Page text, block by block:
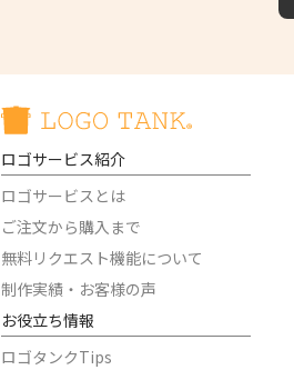
ロゴサービス紹介
ロゴサービスとは
ご注文から購入まで
無料リクエスト機能について
制作実績・お客様の声
お役立ち情報
ロゴタンクTips